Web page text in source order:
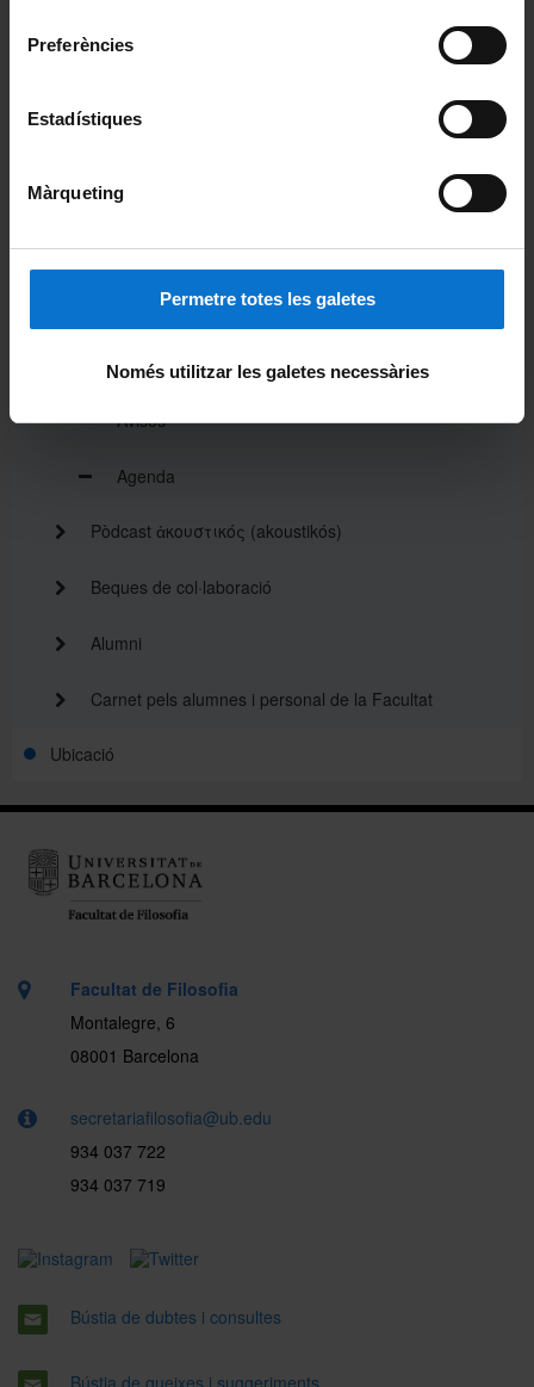
Preferències
Estadístiques
Màrqueting
Permetre totes les galetes
Només utilitzar les galetes necessàries
Coneix la facultat
Activitat de la facultat
Acte de graduació
Actualitat
Notícies
Avisos
Agenda
Pòdcast ἀκουστικός (akoustikós)
Beques de col·laboració
Alumni
Carnet pels alumnes i personal de la Facultat
Ubicació
Facultat de Filosofia
Montalegre, 6
08001 Barcelona
secretariafilosofia@ub.edu
934 037 722
934 037 719
Bústia de dubtes i consultes